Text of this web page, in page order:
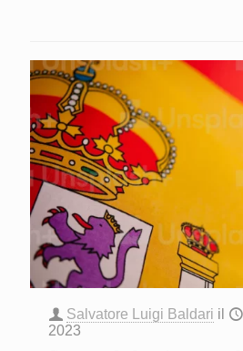
Salvatore Luigi Baldari il
2023